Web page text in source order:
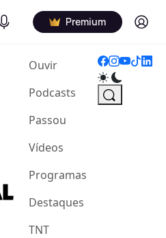
Podcasts Premium Log in
Ouvir(current)
Podcasts
Passou
Vídeos
Programas
Destaques
TNT